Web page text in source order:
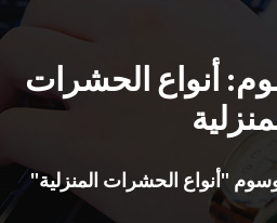
أنواع الحشرات
"أنواع الحشرات المنزلية"